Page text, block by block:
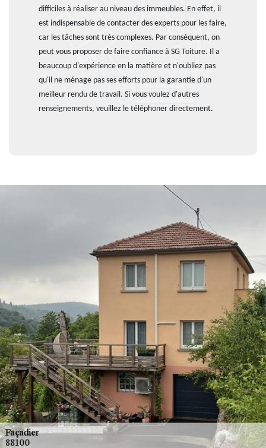
difficiles à réaliser au niveau des immeubles. En effet, il
est indispensable de contacter des experts pour les faire,
car les tâches sont très complexes. Par conséquent, on
peut vous proposer de faire confiance à SG Toiture. Il a
beaucoup d'expérience en la matière et n'oubliez pas
qu'il ne ménage pas ses efforts pour la garantie d'un
meilleur rendu de travail. Si vous voulez d'autres
renseignements, veuillez le téléphoner directement.